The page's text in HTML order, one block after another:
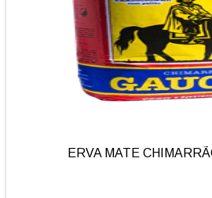
ERVA MATE